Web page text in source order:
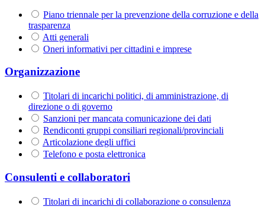
Piano triennale per la prevenzione della corruzione e della
trasparenza
Atti generali
Oneri informativi per cittadini e imprese
Organizzazione
Titolari di incarichi politici, di amministrazione, di
direzione o di governo
Sanzioni per mancata comunicazione dei dati
Rendiconti gruppi consiliari regionali/provinciali
Articolazione degli uffici
Telefono e posta elettronica
Consulenti e collaboratori
Titolari di incarichi di collaborazione o consulenza